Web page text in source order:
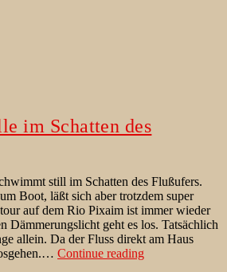
im Schatten des
still im Schatten des Flußufers.
Boot, läßt sich aber trotzdem super
auf dem Rio Pixaim ist immer wieder
Dämmerungslicht geht es los. Tatsächlich
allein. Da der Fluss direkt am Haus
Continue reading